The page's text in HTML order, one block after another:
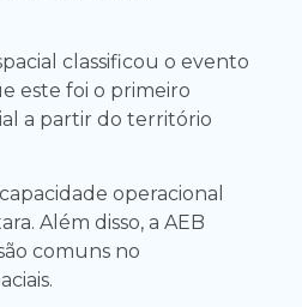
classificou o evento
este foi o primeiro
a partir do território
operacional
Além disso, a AEB
comuns no